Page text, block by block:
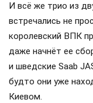
И всё же трио из
встречались не
королевский ВПК
даже начнёт ее
и шведские Saab
будто они уже
Киевом.